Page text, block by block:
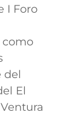
I Foro
como
del
El